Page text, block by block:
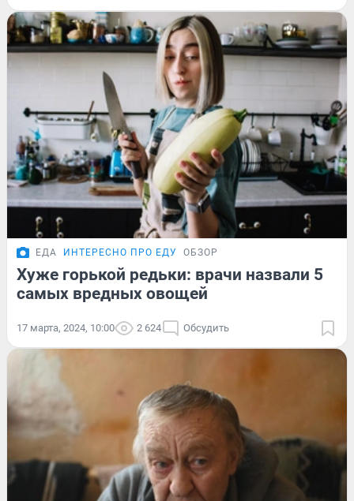
ЕДА ИНТЕРЕСНО ПРО ЕДУ ОБЗОР
Хуже горькой редьки: врачи назвали 5
самых вредных овощей
17 марта, 2024, 10:00 2 624 Обсудить